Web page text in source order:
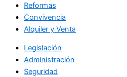
Reformas
Convivencia
Alquiler y Venta
Legislación
Administración
Seguridad